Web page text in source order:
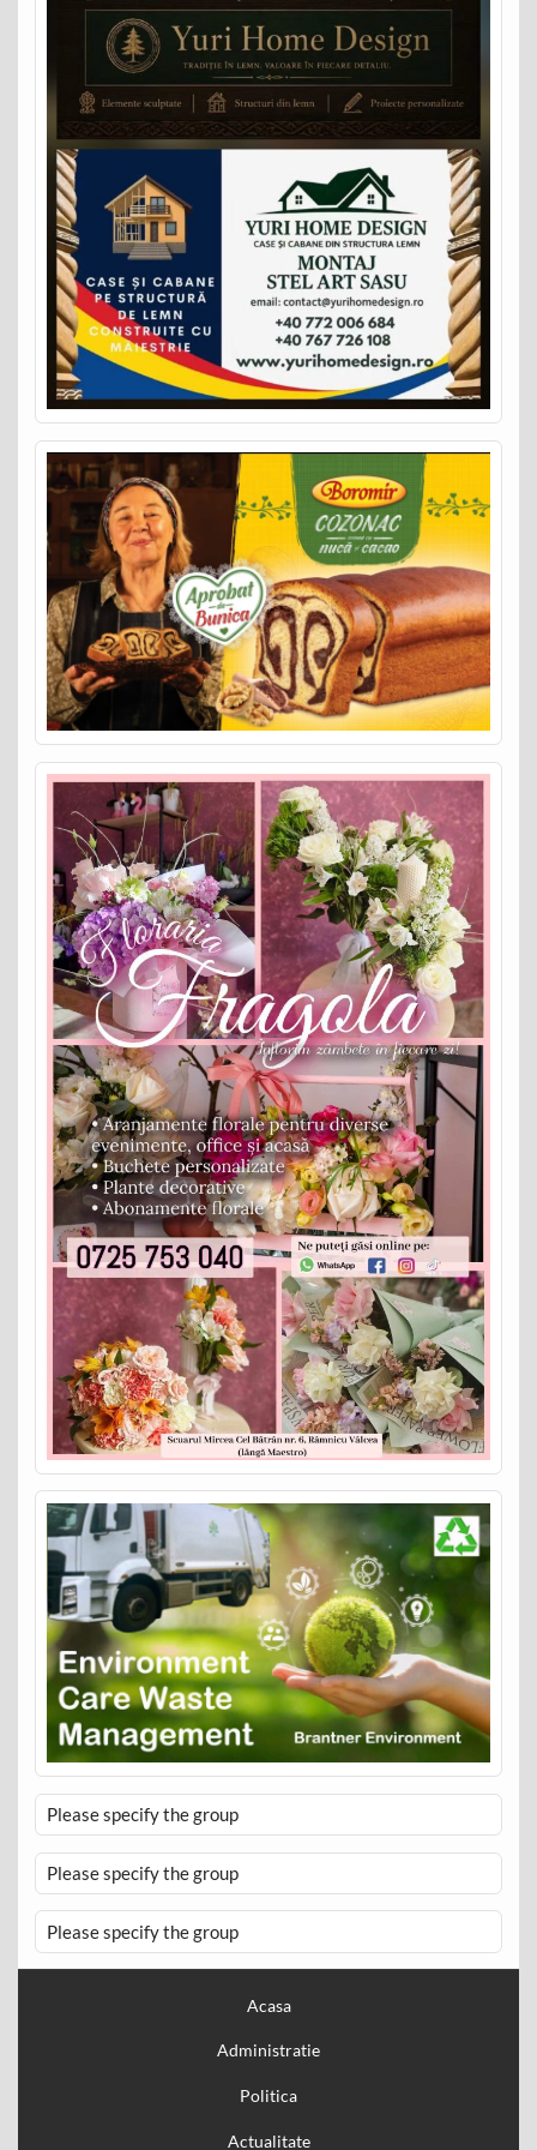
Please specify the group
Please specify the group
Please specify the group
Acasa
Administratie
Politica
Actualitate